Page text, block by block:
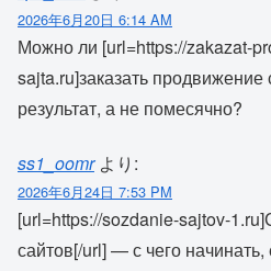
2026年6月20日 6:14 AM
Можно ли [url=https://zakazat-
sajta.ru]заказать продвижение
результат, а не помесячно?
ss1_oomr より:
2026年6月24日 7:53 PM
[url=https://sozdanie-sajtov-
сайтов[/url] — с чего начинать,